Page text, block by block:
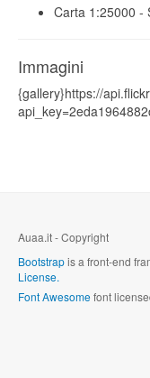
Carta 1:25000 -
Immagini
{gallery}https://
Auaa.it - Copyright
Bootstrapis a front-end
License.
Font Awesomefont